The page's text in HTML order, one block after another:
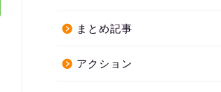
まとめ記事
アクション